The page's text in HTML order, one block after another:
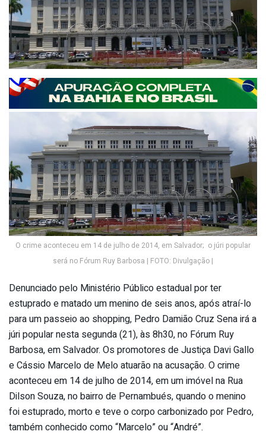
O crime aconteceu em 14 de julho de 2014, em Salvador; o júri popular
será no Fórum Ruy Barbosa | FOTO: Divulgação |
Denunciado pelo Ministério Público estadual por ter
estuprado e matado um menino de seis anos, após atraí-lo
para um passeio ao shopping, Pedro Damião Cruz Sena irá a
júri popular nesta segunda (21), às 8h30, no Fórum Ruy
Barbosa, em Salvador. Os promotores de Justiça Davi Gallo
e Cássio Marcelo de Melo atuarão na acusação. O crime
aconteceu em 14 de julho de 2014, em um imóvel na Rua
Dilson Souza, no bairro de Pernambués, quando o menino
foi estuprado, morto e teve o corpo carbonizado por Pedro,
também conhecido como “Marcelo” ou “André”.